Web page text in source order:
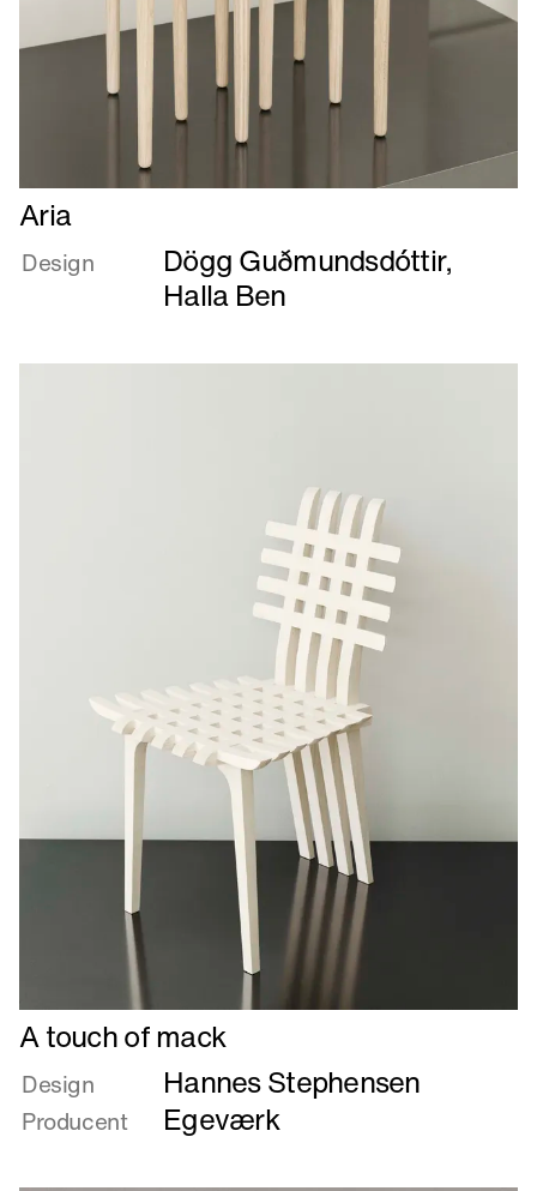
Læs
mere
om
Aria
Design Dögg Guðmundsdóttir,
Halla Ben
Læs
mere
om
A
touch
A touch of mack
Design Hannes Stephensen
Producent Egeværk